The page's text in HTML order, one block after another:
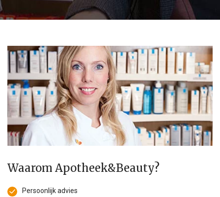
Waarom Apotheek&Beauty?
Persoonlijk advies